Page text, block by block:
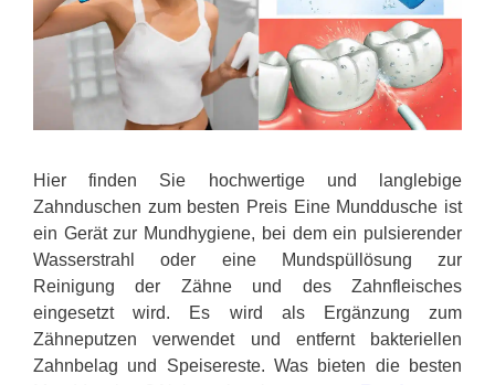
Hier finden Sie hochwertige und langlebige
Zahnduschen zum besten Preis Eine Munddusche ist
ein Gerät zur Mundhygiene, bei dem ein pulsierender
Wasserstrahl oder eine Mundspüllösung zur
Reinigung der Zähne und des Zahnfleisches
eingesetzt wird. Es wird als Ergänzung zum
Zähneputzen verwendet und entfernt bakteriellen
Zahnbelag und Speisereste. Was bieten die besten